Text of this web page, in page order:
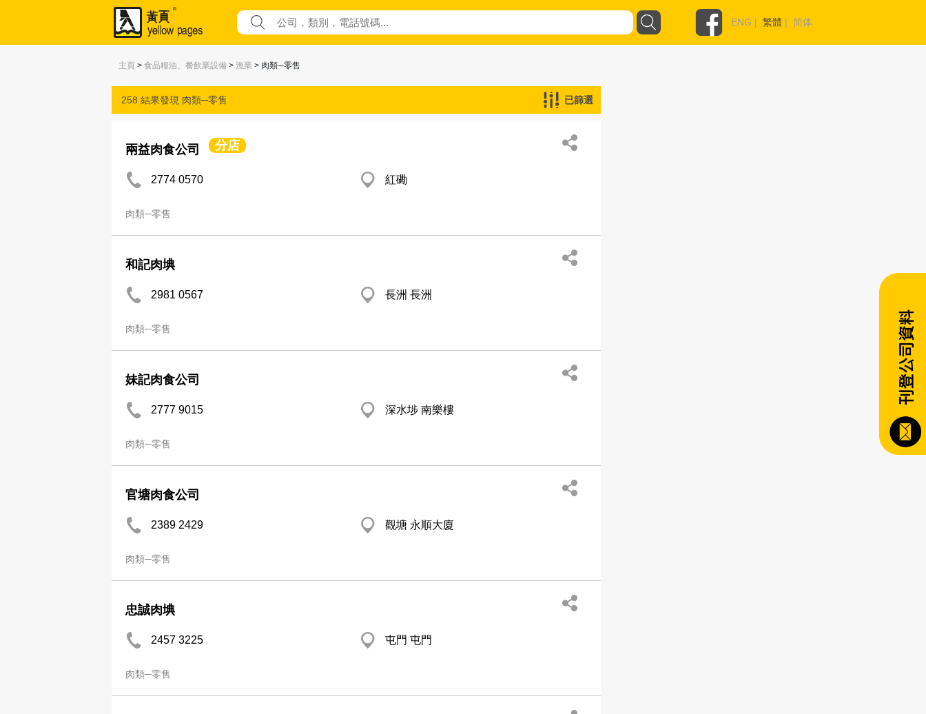
ENG | 繁體 | 简体
主頁 > 食品糧油、餐飲業設備 > 漁業 > 肉類─零售
258 結果發現 肉類─零售 已篩選
兩益肉食公司 分店
2774 0570 紅磡
肉類─零售
和記肉㙉
2981 0567 長洲 長洲
肉類─零售
妹記肉食公司
2777 9015 深水埗 南樂樓
肉類─零售
官塘肉食公司
2389 2429 觀塘 永順大廈
肉類─零售
忠誠肉㙉
2457 3225 屯門 屯門
肉類─零售